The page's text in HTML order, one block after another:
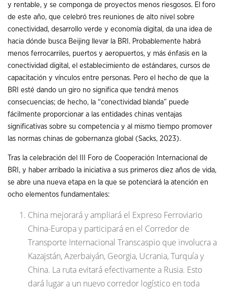
y rentable, y se componga de proyectos menos riesgosos. El foro
de este año, que celebró tres reuniones de alto nivel sobre
conectividad, desarrollo verde y economía digital, da una idea de
hacia dónde busca Beijing llevar la BRI. Probablemente habrá
menos ferrocarriles, puertos y aeropuertos, y más énfasis en la
conectividad digital, el establecimiento de estándares, cursos de
capacitación y vínculos entre personas. Pero el hecho de que la
BRI esté dando un giro no significa que tendrá menos
consecuencias; de hecho, la “conectividad blanda” puede
fácilmente proporcionar a las entidades chinas ventajas
significativas sobre su competencia y al mismo tiempo promover
las normas chinas de gobernanza global (Sacks, 2023).
Tras la celebración del III Foro de Cooperación Internacional de
BRI, y haber arribado la iniciativa a sus primeros diez años de vida,
se abre una nueva etapa en la que se potenciará la atención en
ocho elementos fundamentales:
China mejorará y ampliará el Expreso Ferroviario
China-Europa y participará en el Corredor de
Transporte Internacional Transcaspio que involucra a
Kazajstán, Azerbaiyán, Georgia, Ucrania, Turquía y
China. La ruta evitará efectivamente a Rusia. Esto
dará lugar a un nuevo corredor logístico en toda